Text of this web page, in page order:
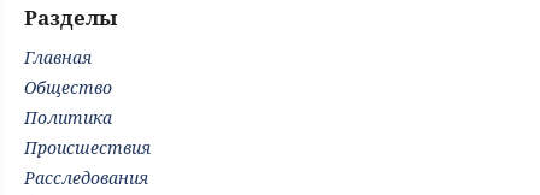
Разделы
Главная
Общество
Политика
Происшествия
Расследования